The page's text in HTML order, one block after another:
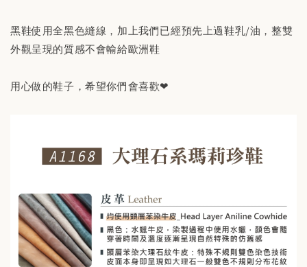
黑鞋使用全黑色縫線，加上我們已經預先上過鞋乳/油，整雙
外觀呈現的質感不會輸給歐洲鞋
用心做的鞋子，希望你們會喜歡❤